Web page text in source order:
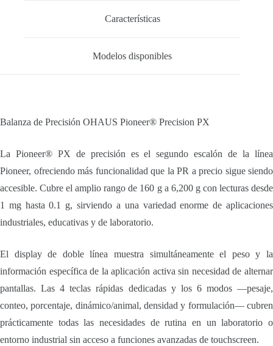
Características
Modelos disponibles
Balanza de Precisión OHAUS Pioneer® Precision PX
La Pioneer® PX de precisión es el segundo escalón de la línea
Pioneer, ofreciendo más funcionalidad que la PR a precio sigue siendo
accesible. Cubre el amplio rango de 160 g a 6,200 g con lecturas desde
1 mg hasta 0.1 g, sirviendo a una variedad enorme de aplicaciones
industriales, educativas y de laboratorio.
El display de doble línea muestra simultáneamente el peso y la
información específica de la aplicación activa sin necesidad de alternar
pantallas. Las 4 teclas rápidas dedicadas y los 6 modos —pesaje,
conteo, porcentaje, dinámico/animal, densidad y formulación— cubren
prácticamente todas las necesidades de rutina en un laboratorio o
entorno industrial sin acceso a funciones avanzadas de touchscreen.